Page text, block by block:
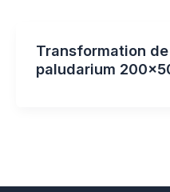
Transformation de
paludarium